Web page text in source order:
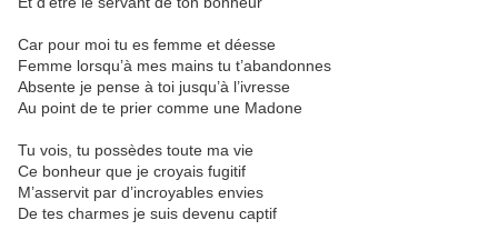
Car pour moi tu es femme et déesse
Femme lorsqu’à mes mains tu t’abandonnes
Absente je pense à toi jusqu’à l’ivresse
Au point de te prier comme une Madone
Tu vois, tu possèdes toute ma vie
Ce bonheur que je croyais fugitif
M’asservit par d’incroyables envies
De tes charmes je suis devenu captif